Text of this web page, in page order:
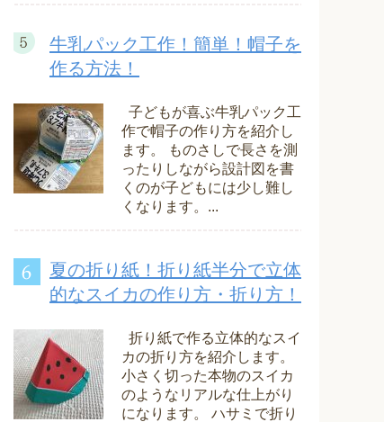
牛乳パック工作！簡単！帽子を
作る方法！
子どもが喜ぶ牛乳パック工
作で帽子の作り方を紹介し
ます。 ものさしで長さを測
ったりしながら設計図を書
くのが子どもには少し難し
くなります。...
夏の折り紙！折り紙半分で立体
的なスイカの作り方・折り方！
折り紙で作る立体的なスイ
カの折り方を紹介します。
小さく切った本物のスイカ
のようなリアルな仕上がり
になります。 ハサミで折り